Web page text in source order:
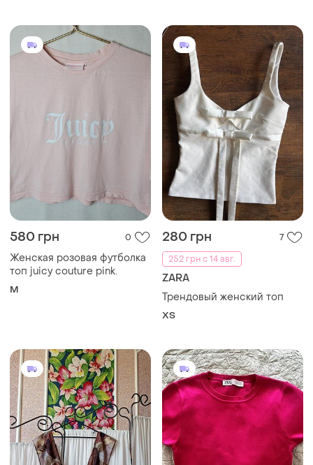
580 грн 0
Женская розовая футболка
топ juicy couture pink.
M
280 грн
7
252 грн с 14 авг.
ZARA
Трендовый женский топ
ХS